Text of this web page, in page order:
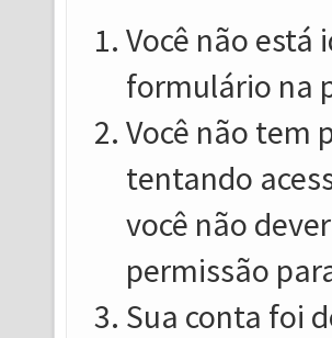
Você não
formulário na
Você não tem
tentando
você não
permissão
Sua conta foi